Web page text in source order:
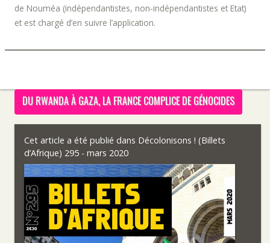
de Nouméa (indépendantistes, non-indépendantistes et Etat)
et est chargé d’en suivre l’application.
DU RWANDA À GAZA, LA FRANCE COMPLICE DE GÉNOCIDES
Cet article a été publié dans Décolonisons ! (Billets
d’Afrique) 295 - mars 2020